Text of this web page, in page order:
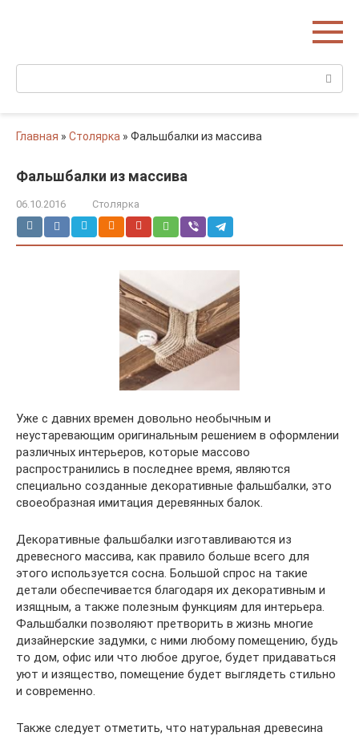
Поиск:
Главная » Столярка » Фальшбалки из массива
Фальшбалки из массива
06.10.2016 Столярка
Уже с давних времен довольно необычным и
неустаревающим оригинальным решением в оформлении
различных интерьеров, которые массово
распространились в последнее время, являются
специально созданные декоративные фальшбалки, это
своеобразная имитация деревянных балок.
Декоративные фальшбалки изготавливаются из
древесного массива, как правило больше всего для
этого используется сосна. Большой спрос на такие
детали обеспечивается благодаря их декоративным и
изящным, а также полезным функциям для интерьера.
Фальшбалки позволяют претворить в жизнь многие
дизайнерские задумки, с ними любому помещению, будь
то дом, офис или что любое другое, будет придаваться
уют и изящество, помещение будет выглядеть стильно
и современно.
Также следует отметить, что натуральная древесина